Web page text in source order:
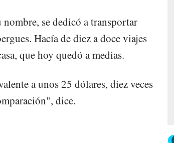
se dedicó a transportar
Hacía de diez a doce viajes
que hoy quedó a medias.
a unos 25 dólares, diez veces
dice.